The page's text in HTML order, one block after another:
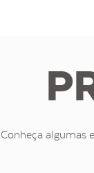
Conheça algumas